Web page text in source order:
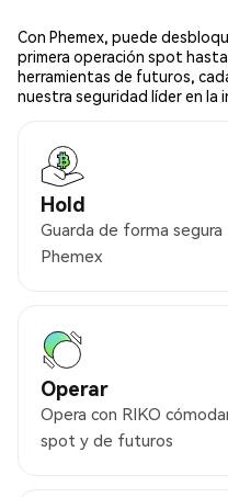
Con Phemex, puede
primera operación spot
herramientas de futuros,
nuestra seguridad líder en la
Hold
Guarda de forma
Phemex
Operar
Opera con RIKO
spot y de futuros